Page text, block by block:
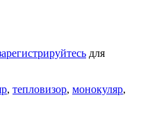
для
, тепловизор, монокуляр,